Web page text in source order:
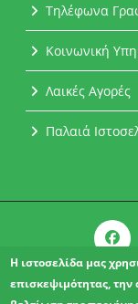
Τηλέφωνα
Κοινωνική
Λαικές Αγορές
Παλαιά
Η ιστοσελίδα μας
επισκεψιμότητας,